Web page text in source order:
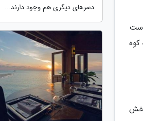
دو بخش
دسرهای دیگری هم وجود دارند...